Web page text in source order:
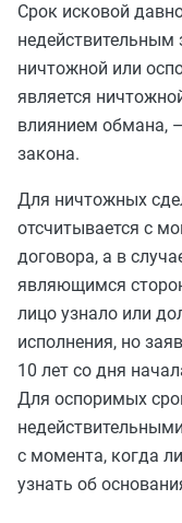
Срок исковой
недействительным
ничтожной или
является
влиянием обмана,
закона.
Для ничтожных
отсчитывается с
договора, а в
являющимся
лицо узнало или
исполнения, но
10 лет со дня
Для оспоримых
с момента, когда
узнать об